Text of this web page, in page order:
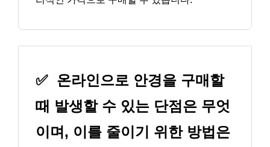
✅ 온라인으로 안경을 구매할
때 발생할 수 있는 단점은 무엇
이며, 이를 줄이기 위한 방법은